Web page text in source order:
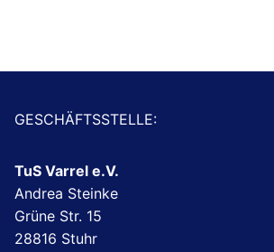
GESCHÄFTSSTELLE:
TuS Varrel e.V.
Andrea Steinke
Grüne Str. 15
28816 Stuhr